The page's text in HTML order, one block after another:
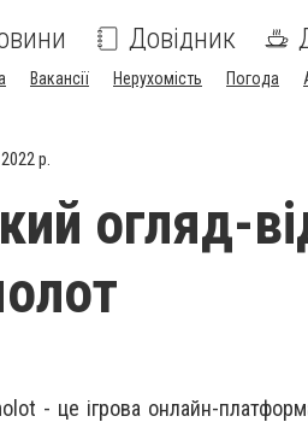
Довідник
Вакансії Нерухомість Погода
р.
огляд-
- це ігрова онлайн-